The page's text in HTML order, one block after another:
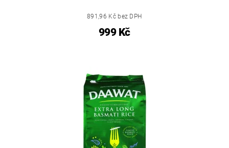
891,96 Kč bez DPH
999 Kč